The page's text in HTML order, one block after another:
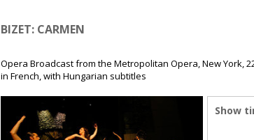
BIZET: CARMEN
Opera Broadcast from the Metropolitan Opera, New York,
in French, with Hungarian subtitles
Show